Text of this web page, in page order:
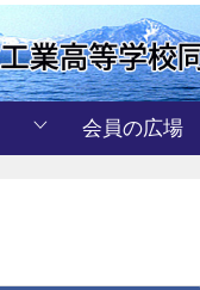
会員の広場